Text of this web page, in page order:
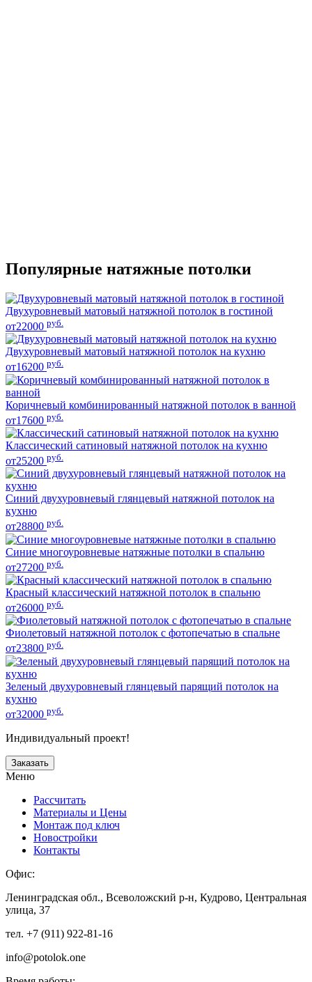
Популярные натяжные потолки
Двухуровневый матовый натяжной потолок в гостиной
от22000 руб.
Двухуровневый матовый натяжной потолок на кухню
от16200 руб.
Коричневый комбинированный натяжной потолок в ванной
от17600 руб.
Классический сатиновый натяжной потолок на кухню
от25200 руб.
Синий двухуровневый глянцевый натяжной потолок на
кухню
от28800 руб.
Синие многоуровневые натяжные потолки в спальню
от27200 руб.
Красный классический натяжной потолок в спальню
от26000 руб.
Фиолетовый натяжной потолок с фотопечатью в спальне
от23800 руб.
Зеленый двухуровневый глянцевый парящий потолок на
кухню
от32000 руб.
Индивидуальный проект!
Заказать
Меню
Рассчитать
Материалы и Цены
Монтаж под ключ
Новостройки
Контакты
Офис:
Ленинградская обл., Всеволожский р-н, Кудрово, Центральная
улица, 37
тел. +7 (911) 922-81-16
info@potolok.one